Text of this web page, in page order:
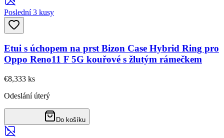
Poslední 3 kusy
Etui s úchopem na prst Bizon Case Hybrid Ring pro
Oppo Reno11 F 5G kouřové s žlutým rámečkem
€8,333 ks
Odeslání úterý
Do košíku